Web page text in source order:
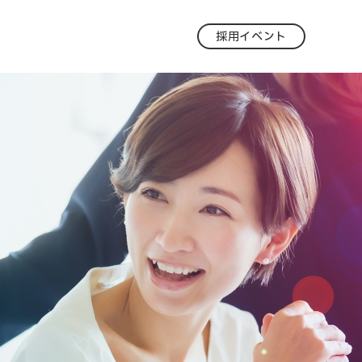
採用イベント